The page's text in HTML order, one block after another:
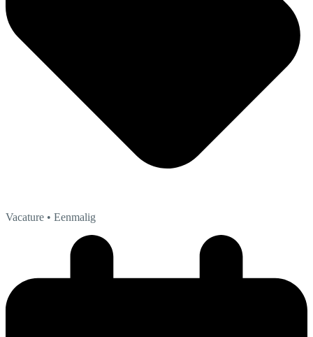
Vacature • Eenmalig